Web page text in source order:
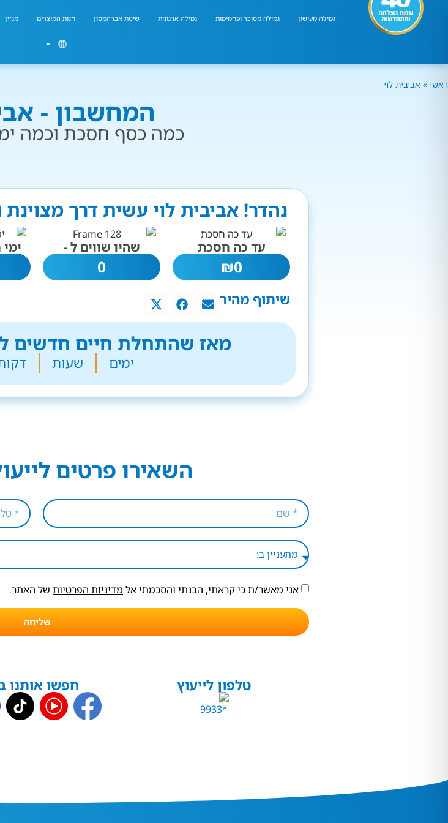
גמילה מעישון גמילה מסוכר ופחמימות גמילה ארגונית שיטת אברהמסון חנות המוצרים מגזין
ראשי » אביבית לוי
המחשבון -
כמה כסף חסכת וכמה
נהדר! אביבית לוי עשית דרך
עד כה חסכת
0
₪
שהיו שווים ל -
0
שיתוף מהיר
מאז שהתחלת חיים חדשים
ימים שעות
השאירו פרטים
אני מאשר/ת כי קראתי, הבנתי והסכמתי אל מדיניות הפרטיות של האתר.
שליחה
טלפון לייעוץ חפשו אותנו